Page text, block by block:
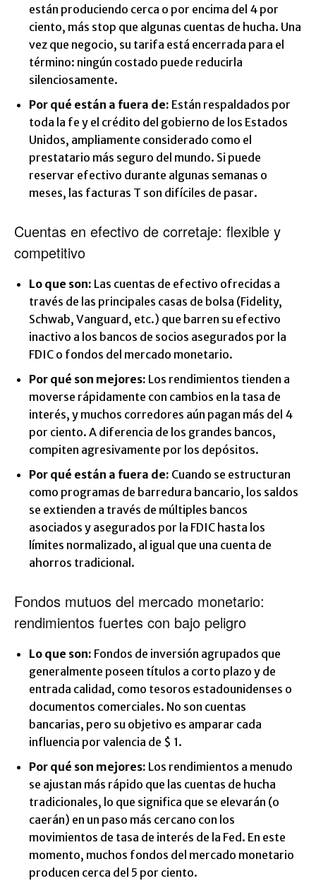
están produciendo cerca o por encima del 4 por
ciento, más stop que algunas cuentas de hucha. Una
vez que negocio, su tarifa está encerrada para el
término: ningún costado puede reducirla
silenciosamente.
Por qué están a fuera de: Están respaldados por
toda la fe y el crédito del gobierno de los Estados
Unidos, ampliamente considerado como el
prestatario más seguro del mundo. Si puede
reservar efectivo durante algunas semanas o
meses, las facturas T son difíciles de pasar.
Cuentas en efectivo de corretaje: flexible y
competitivo
Lo que son: Las cuentas de efectivo ofrecidas a
través de las principales casas de bolsa (Fidelity,
Schwab, Vanguard, etc.) que barren su efectivo
inactivo a los bancos de socios asegurados por la
FDIC o fondos del mercado monetario.
Por qué son mejores: Los rendimientos tienden a
moverse rápidamente con cambios en la tasa de
interés, y muchos corredores aún pagan más del 4
por ciento. A diferencia de los grandes bancos,
compiten agresivamente por los depósitos.
Por qué están a fuera de: Cuando se estructuran
como programas de barredura bancario, los saldos
se extienden a través de múltiples bancos
asociados y asegurados por la FDIC hasta los
límites normalizado, al igual que una cuenta de
ahorros tradicional.
Fondos mutuos del mercado monetario:
rendimientos fuertes con bajo peligro
Lo que son: Fondos de inversión agrupados que
generalmente poseen títulos a corto plazo y de
entrada calidad, como tesoros estadounidenses o
documentos comerciales. No son cuentas
bancarias, pero su objetivo es amparar cada
influencia por valencia de $ 1.
Por qué son mejores: Los rendimientos a menudo
se ajustan más rápido que las cuentas de hucha
tradicionales, lo que significa que se elevarán (o
caerán) en un paso más cercano con los
movimientos de tasa de interés de la Fed. En este
momento, muchos fondos del mercado monetario
producen cerca del 5 por ciento.